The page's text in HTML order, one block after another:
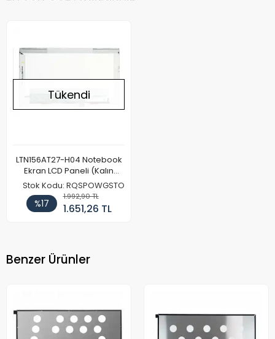
Tükendi
LTN156AT27-H04 Notebook
Ekran LCD Paneli (Kalın
Kasa)
Stok Kodu: RQSPOWGSTO
%17
1.992,90 TL
1.651,26 TL
Benzer Ürünler